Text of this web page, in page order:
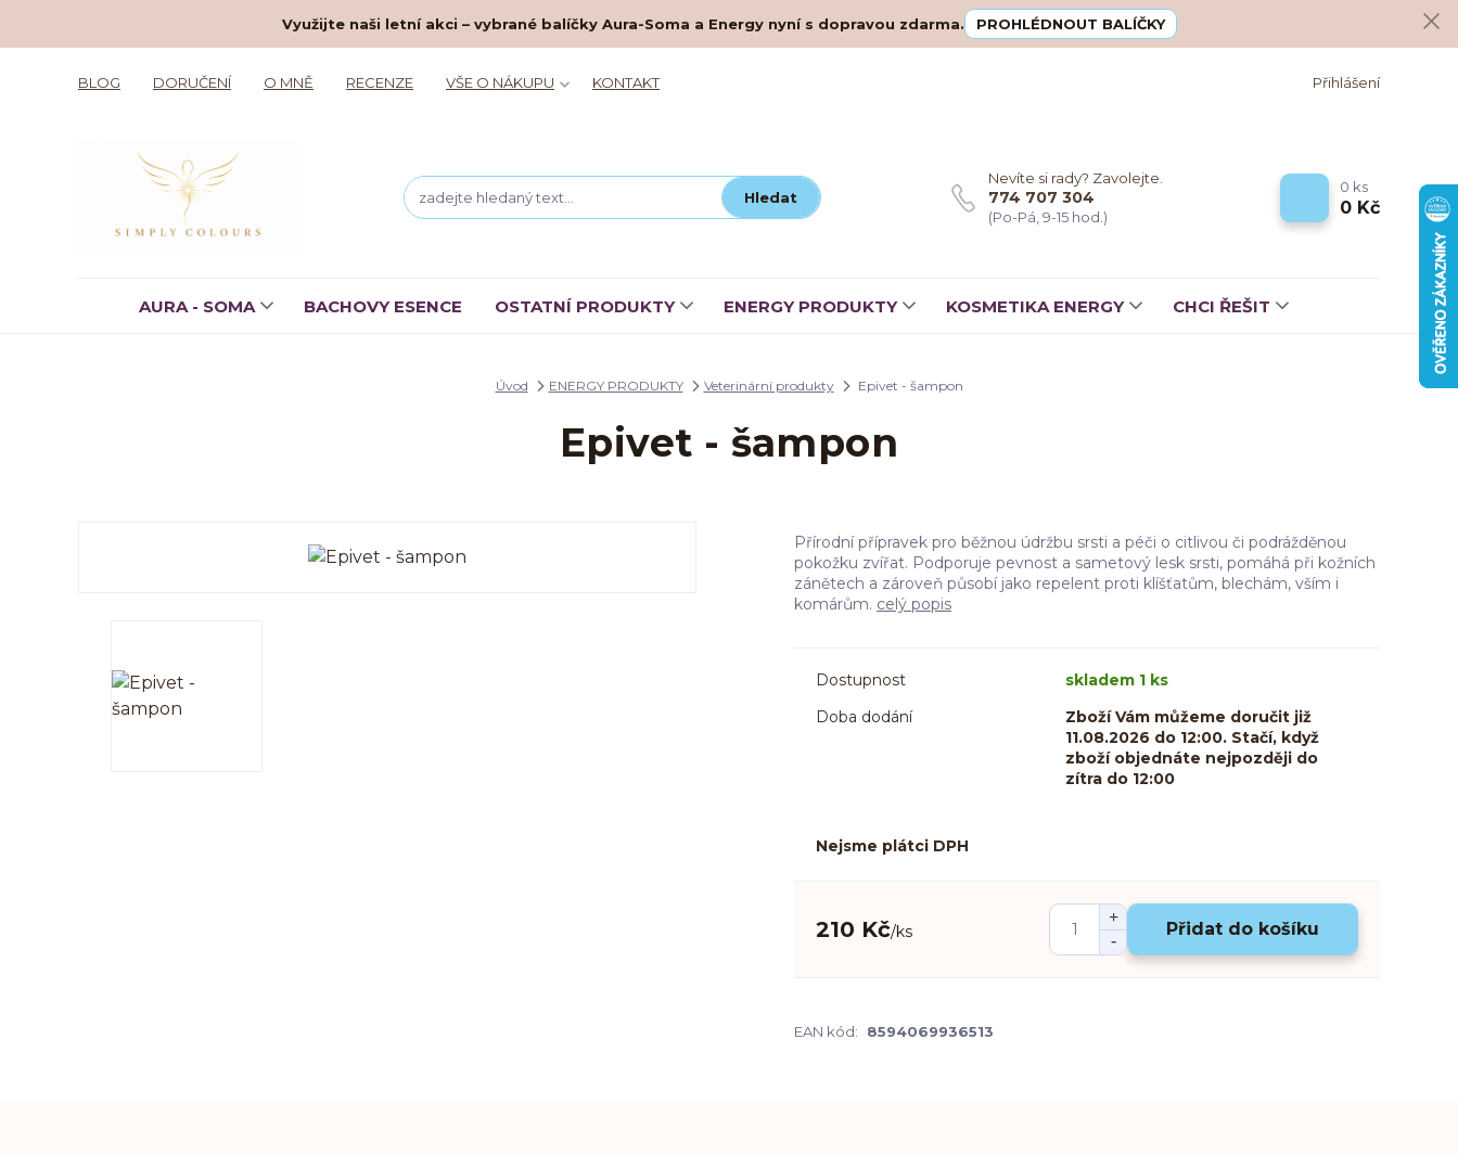
Využijte naši letní akci – vybrané balíčky Aura-Soma a Energy nyní s dopravou zdarma. PROHLÉDNOUT BALÍČKY
BLOG DORUČENÍ O MNĚ RECENZE VŠE O NÁKUPU KONTAKT Přihlášení
Hledat
Nevíte si rady? Zavolejte.
774 707 304
(Po-Pá, 9-15 hod.)
0 ks
0 Kč
AURA - SOMA BACHOVY ESENCE OSTATNÍ PRODUKTY ENERGY PRODUKTY KOSMETIKA ENERGY CHCI ŘEŠIT
Úvod ENERGY PRODUKTY Veterinární produkty Epivet - šampon
Epivet - šampon
Přírodní přípravek pro běžnou údržbu srsti a péči o citlivou či podrážděnou
pokožku zvířat. Podporuje pevnost a sametový lesk srsti, pomáhá při kožních
zánětech a zároveň působí jako repelent proti klíšťatům, blechám, vším i
komárům. celý popis
Dostupnost
skladem 1 ks
Doba dodání
Zboží Vám můžeme doručit již
11.08.2026 do 12:00. Stačí, když
zboží objednáte nejpozději do
zítra do 12:00
Nejsme plátci DPH
210 Kč/ks Přidat do košíku
EAN kód: 8594069936513